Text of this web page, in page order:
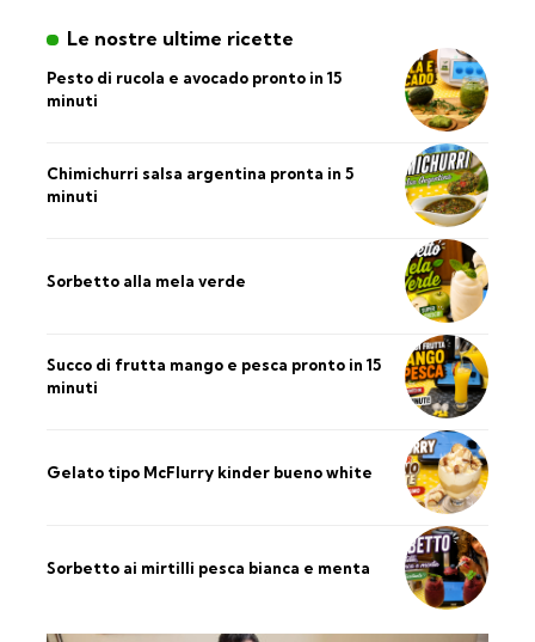
Le nostre ultime ricette
Pesto di rucola e avocado pronto in 15
minuti
Chimichurri salsa argentina pronta in 5
minuti
Sorbetto alla mela verde
Succo di frutta mango e pesca pronto in 15
minuti
Gelato tipo McFlurry kinder bueno white
Sorbetto ai mirtilli pesca bianca e menta